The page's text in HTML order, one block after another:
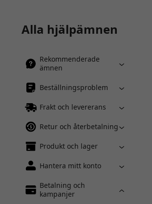
Alla hjälpämnen
Rekommenderade
ämnen
Beställningsproblem
Frakt och levererans
Retur och återbetalning
Produkt och lager
Hantera mitt konto
Betalning och
kampanjer